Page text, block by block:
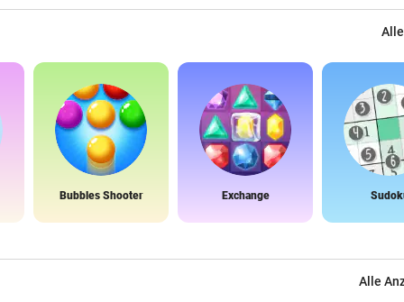
Bubbles Shooter Exchange
Alle